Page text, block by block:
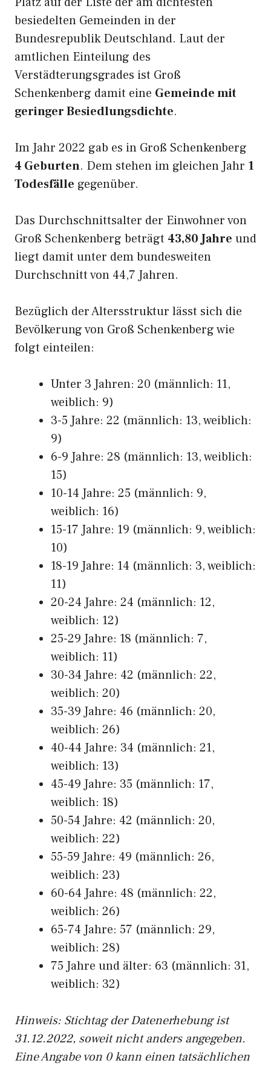
besiedelten Gemeinden in der
Bundesrepublik Deutschland. Laut der
amtlichen Einteilung des
Verstädterungsgrades ist Groß
Schenkenberg damit eine Gemeinde mit
geringer Besiedlungsdichte.
Im Jahr 2022 gab es in Groß Schenkenberg
4 Geburten. Dem stehen im gleichen Jahr 1
Todesfälle gegenüber.
Das Durchschnittsalter der Einwohner von
Groß Schenkenberg beträgt 43,80 Jahre und
liegt damit unter dem bundesweiten
Durchschnitt von 44,7 Jahren.
Bezüglich der Altersstruktur lässt sich die
Bevölkerung von Groß Schenkenberg wie
folgt einteilen:
Unter 3 Jahren: 20 (männlich: 11,
weiblich: 9)
3-5 Jahre: 22 (männlich: 13, weiblich:
9)
6-9 Jahre: 28 (männlich: 13, weiblich:
15)
10-14 Jahre: 25 (männlich: 9,
weiblich: 16)
15-17 Jahre: 19 (männlich: 9, weiblich:
10)
18-19 Jahre: 14 (männlich: 3, weiblich:
11)
20-24 Jahre: 24 (männlich: 12,
weiblich: 12)
25-29 Jahre: 18 (männlich: 7,
weiblich: 11)
30-34 Jahre: 42 (männlich: 22,
weiblich: 20)
35-39 Jahre: 46 (männlich: 20,
weiblich: 26)
40-44 Jahre: 34 (männlich: 21,
weiblich: 13)
45-49 Jahre: 35 (männlich: 17,
weiblich: 18)
50-54 Jahre: 42 (männlich: 20,
weiblich: 22)
55-59 Jahre: 49 (männlich: 26,
weiblich: 23)
60-64 Jahre: 48 (männlich: 22,
weiblich: 26)
65-74 Jahre: 57 (männlich: 29,
weiblich: 28)
75 Jahre und älter: 63 (männlich: 31,
weiblich: 32)
Hinweis: Stichtag der Datenerhebung ist
31.12.2022, soweit nicht anders angegeben.
Eine Angabe von 0 kann einen tatsächlichen